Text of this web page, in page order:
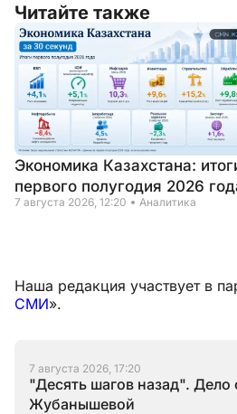
Читайте также
Экономика Казахстана:
первого полугодия 2026
7 августа 2026, 12:20 Аналитика
Наша редакция участвует в
СМИ».
7 августа 2026, 17:20
"Десять шагов назад". Дело
Жубанышевой